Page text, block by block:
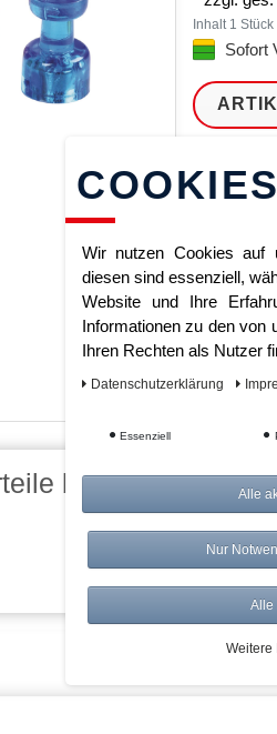
Inhalt 1 Stück
Sofort
bei AWWM:
Risikolos: 14
Über 20.000
COOKIES
Wir nutzen Cookies auf
diesen sind essenziell,
Website und Ihre
Informationen zu den von
Ihren Rechten als Nutzer
Daten­schutz­erklärung
Essenziell
Alle
Nur
Alle
Weitere